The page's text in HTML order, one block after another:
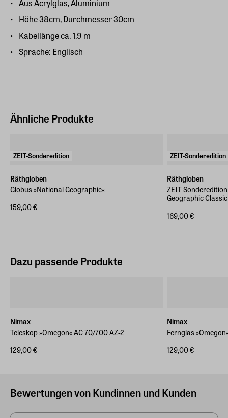
Aus Acrylglas, Aluminium
Höhe 38cm, Durchmesser 30cm
Kabellänge ca. 1,9 m
Sprache: Englisch
Ähnliche Produkte
ZEIT-Sonderedition
Räthgloben
Globus »National Geographic«
159,00 €
ZEIT-Sonderedition
Räthgloben
ZEIT
Geographic
169,00 €
Dazu passende Produkte
Nimax
Teleskop »Omegon« AC 70/700 AZ-2
129,00 €
Nimax
Fernglas
129,00 €
Bewertungen von Kundinnen und Kunden